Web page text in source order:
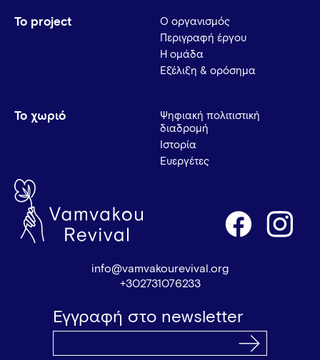
Το project
Ο οργανισμός
Περιγραφή έργου
Η ομάδα
Εξέλιξη & ορόσημα
Το χωριό
Ψηφιακή πολιτιστική
διαδρομή
Ιστορία
Ευεργέτες
info@vamvakourevival.org
+302731076233
Εγγραφή στο newsletter